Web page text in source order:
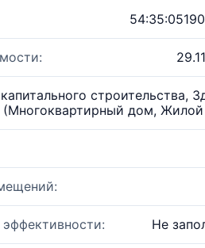
строительства,
(Многоквартирный дом,
Не